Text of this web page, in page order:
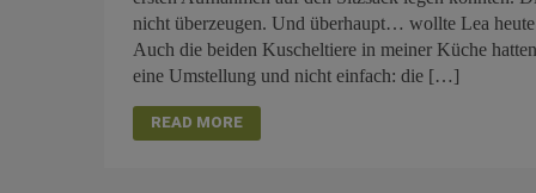
nicht überzeugen. Und überhaupt… wollte Lea
Auch die beiden Kuscheltiere in meiner Küche
eine Umstellung und nicht einfach: die […]
READ MORE